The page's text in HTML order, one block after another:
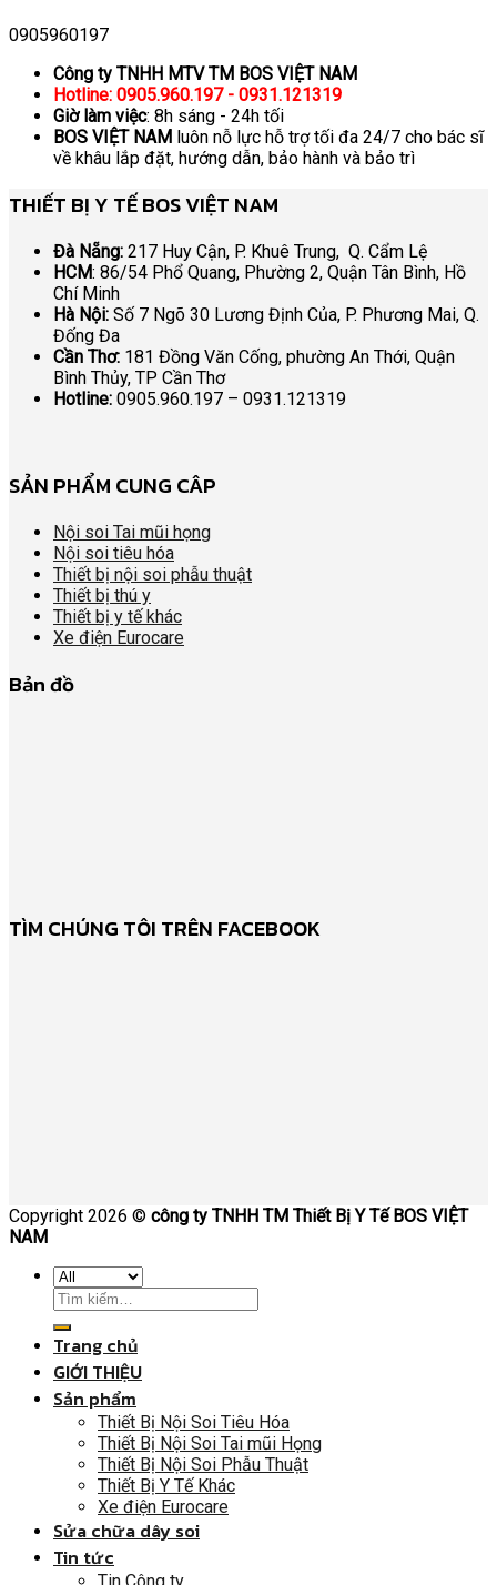
0905960197
Công ty TNHH MTV TM BOS VIỆT NAM
Hotline: 0905.960.197 - 0931.121319
Giờ làm việc: 8h sáng - 24h tối
BOS VIỆT NAM luôn nỗ lực hỗ trợ tối đa 24/7 cho bác sĩ
về khâu lắp đặt, hướng dẫn, bảo hành và bảo trì
THIẾT BỊ Y TẾ BOS VIỆT NAM
Đà Nẵng: 217 Huy Cận, P. Khuê Trung, Q. Cẩm Lệ
HCM: 86/54 Phổ Quang, Phường 2, Quận Tân Bình, Hồ
Chí Minh
Hà Nội: Số 7 Ngõ 30 Lương Định Của, P. Phương Mai, Q.
Đống Đa
Cần Thơ: 181 Đồng Văn Cống, phường An Thới, Quận
Bình Thủy, TP Cần Thơ
Hotline: 0905.960.197 – 0931.121319
SẢN PHẨM CUNG CÂP
Nội soi Tai mũi họng
Nội soi tiêu hóa
Thiết bị nội soi phẫu thuật
Thiết bị thú y
Thiết bị y tế khác
Xe điện Eurocare
Bản đồ
TÌM CHÚNG TÔI TRÊN FACEBOOK
Copyright 2026 © công ty TNHH TM Thiết Bị Y Tế BOS VIỆT
NAM
Trang chủ
GIỚI THIỆU
Sản phẩm
Thiết Bị Nội Soi Tiêu Hóa
Thiết Bị Nội Soi Tai mũi Họng
Thiết Bị Nội Soi Phẫu Thuật
Thiết Bị Y Tế Khác
Xe điện Eurocare
Sửa chữa dây soi
Tin tức